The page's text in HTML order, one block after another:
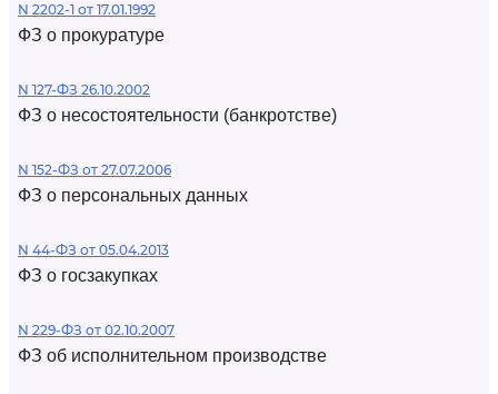
N 2202-1 от 17.01.1992
ФЗ о прокуратуре
N 127-ФЗ 26.10.2002
ФЗ о несостоятельности (банкротстве)
N 152-ФЗ от 27.07.2006
ФЗ о персональных данных
N 44-ФЗ от 05.04.2013
ФЗ о госзакупках
N 229-ФЗ от 02.10.2007
ФЗ об исполнительном производстве